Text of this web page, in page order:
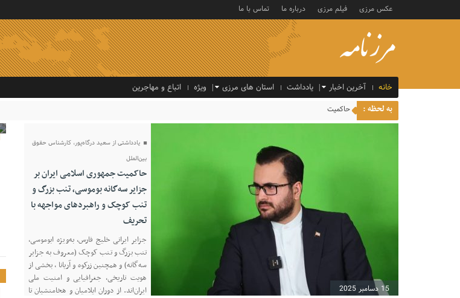
عکس مرزی فیلم مرزی درباره ما تماس با ما
خانه آخرین اخبار یادداشت استان های مرزی ویژه اتباع و مهاجرین
به لحظه : حاکمیت جمهوری اسلامی ایران بر جزایر سه‌گانه بو
15 دسامبر 2025
یادداشتی از سعید درگاه‌پور، کارشناس حقوق
بین‌الملل
حاکمیت جمهوری اسلامی ایران بر
جزایر سه‌گانه بوموسی، تنب بزرگ و‌
تنب کوچک و راهبردهای مواجهه با
تحریف
جزایر ایرانی خلیج فارس، به‌ویژه ابوموسی،
تنب بزرگ و تنب کوچک (معروف به جزایر
سه‌گانه) و همچنین زرکوه و آریانا ، بخشی از
هویت تاریخی، جغرافیایی و امنیت ملی
ایران‌اند. از دوران ایلامیان و هخامنشیان تا